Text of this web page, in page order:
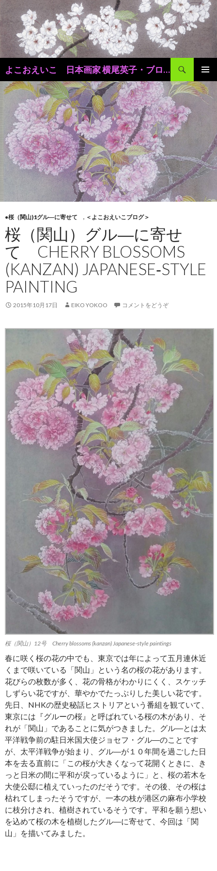
よこおえいこ 日本画家 横尾英子・ブログ
索
メインメ
ニュー
ン
ツ
へ
移
動
●桜（関山)1グル―に寄せて , ＜よこおえいこブログ＞
桜（関山）グル―に寄せ
て CHERRY BLOSSOMS
(KANZAN) JAPANESE‐STYLE
PAINTING
2015年10月17日 EIKO YOKOO コメントをどうぞ
桜（関山）12号 Cherry blossoms (kanzan) Japanese‐style paintings
春に咲く桜の花の中でも、東京では年によって五月連休近
くまで咲いている「関山」という名の桜の花があります。
花びらの枚数が多く、花の骨格がわかりにくく、スケッチ
しずらい花ですが、華やかでたっぷりした美しい花です。
先日、NHKの歴史秘話ヒストリアという番組を観ていて、
東京には『グルーの桜』と呼ばれている桜の木があり、そ
れが「関山」であることに気がつきました。グル―とは太
平洋戦争前の駐日米国大使ジョセフ・グル―のことです
が、太平洋戦争が始まり、グル―が１０年間を過ごした日
本を去る直前に「この桜が大きくなって花開くときに、き
っと日米の間に平和が戻っているように」と、桜の若木を
大使公邸に植えていったのだそうです。その後、その桜は
枯れてしまったそうですが、一本の枝が港区の麻布小学校
に枝分けされ、植樹されているそうです。平和を願う想い
を込めて桜の木を植樹したグル―に寄せて、今回は「関
山」を描いてみました。